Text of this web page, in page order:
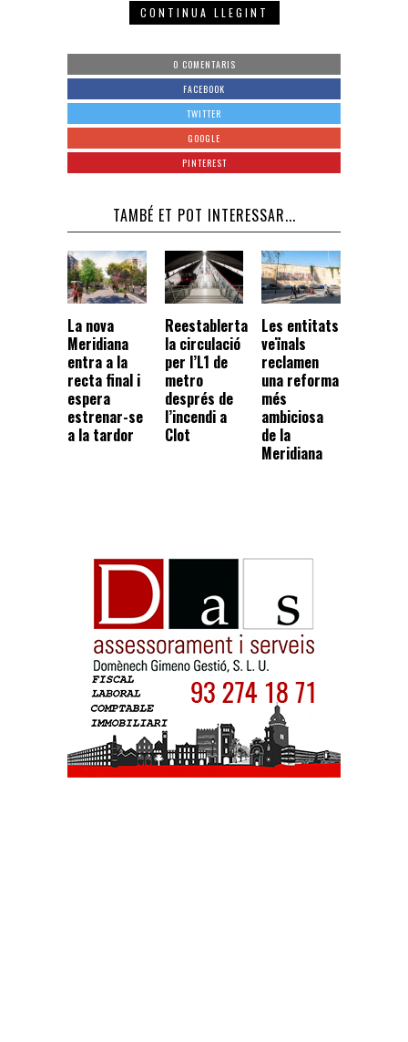
CONTINUA LLEGINT
0 COMENTARIS
FACEBOOK
TWITTER
GOOGLE
PINTEREST
TAMBÉ ET POT INTERESSAR...
La nova
Meridiana
entra a la
recta final i
espera
estrenar-se
a la tardor
Reestablerta
la circulació
per l’L1 de
metro
després de
l’incendi a
Clot
Les entitats
veïnals
reclamen
una reforma
més
ambiciosa
de la
Meridiana